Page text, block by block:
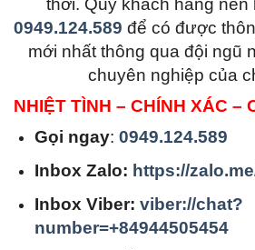
thời. Quý khách hàng nên
0949.124.589 để có được
mới nhất thông qua đội ngũ
chuyên nghiệp của
NHIỆT TÌNH – CHÍNH XÁC –
Gọi ngay:0949.124.589
Inbox Zalo: https://
Inbox Viber:viber://chat?
number=+84944505454